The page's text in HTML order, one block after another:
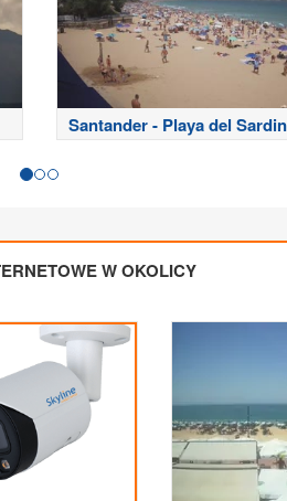
Santander - Playa del
W OKOLICY